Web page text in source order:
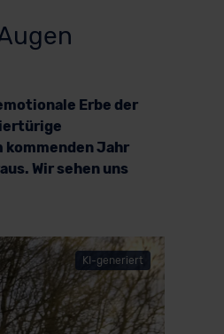
Erbe der
kommenden Jahr
Wir sehen uns
KI-generiert